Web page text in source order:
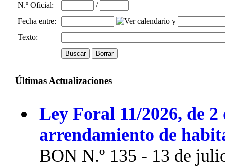
N.º Oficial:
/
Fecha entre:
y
Texto:
Últimas Actualizaciones
Ley Foral 11/2026, de
arrendamiento de
BON N.º 135 - 13 de